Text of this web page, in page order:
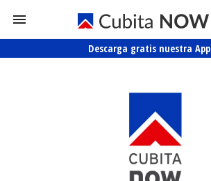
Descarga gratis nuestra App